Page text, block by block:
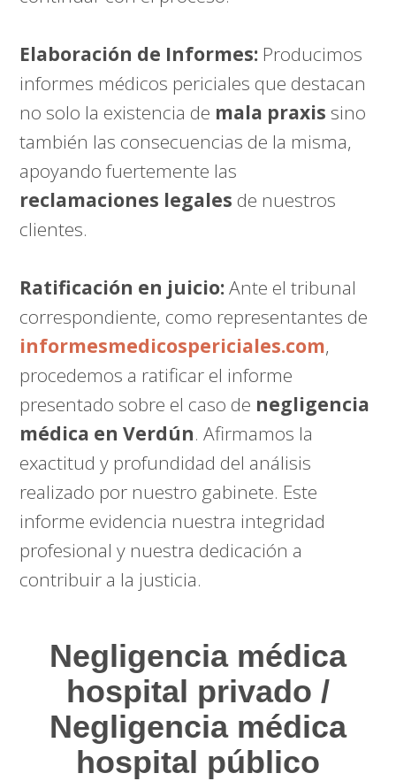
Elaboración de Informes: Producimos
informes médicos periciales que destacan
no solo la existencia de mala praxis sino
también las consecuencias de la misma,
apoyando fuertemente las
reclamaciones legales de nuestros
clientes.
Ratificación en juicio:Ante el tribunal
correspondiente, como representantes de
informesmedicospericiales.com,
procedemos a ratificar el informe
presentado sobre el caso de negligencia
médica en Verdún. Afirmamos la
exactitud y profundidad del análisis
realizado por nuestro gabinete. Este
informe evidencia nuestra integridad
profesional y nuestra dedicación a
contribuir a la justicia.
Negligencia médica
hospital privado /
Negligencia médica
hospital público